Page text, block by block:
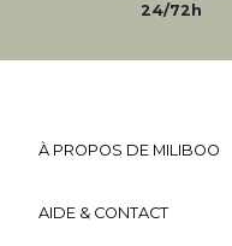
24/72h
À PROPOS DE MILIBOO
AIDE & CONTACT